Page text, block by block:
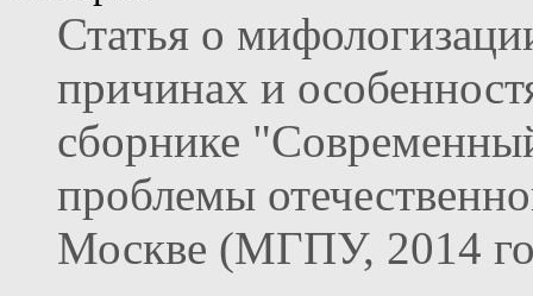
Статья о
причинах и
сборнике
проблемы
Москве (МГПУ, 2014